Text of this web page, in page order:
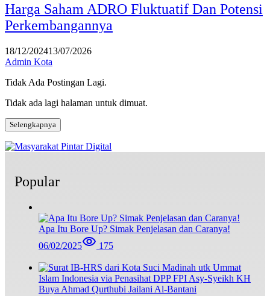
Harga Saham ADRO Fluktuatif Dan Potensi
Perkembangannya
18/12/202413/07/2026
Admin Kota
Tidak Ada Postingan Lagi.
Tidak ada lagi halaman untuk dimuat.
Selengkapnya
Popular
Apa Itu Bore Up? Simak Penjelasan dan Caranya!
06/02/2025
175